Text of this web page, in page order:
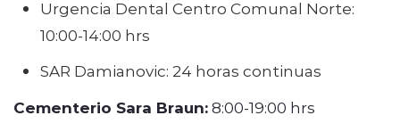
Urgencia Dental Centro Comunal Norte:
10:00-14:00 hrs
SAR Damianovic: 24 horas continuas
Cementerio Sara Braun:8:00-19:00 hrs